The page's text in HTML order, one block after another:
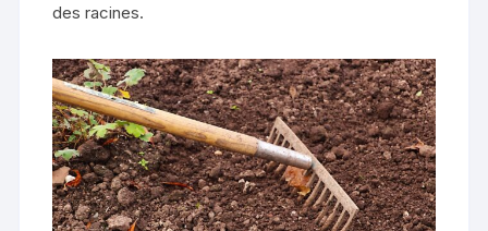
des racines.